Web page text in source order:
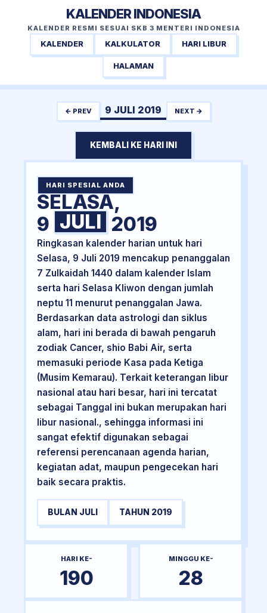
KALENDER INDONESIA
KALENDER RESMI SESUAI SKB 3 MENTERI INDONESIA
KALENDER KALKULATOR HARI LIBUR
HALAMAN
← PREV 9 JULI 2019 NEXT →
KEMBALI KE HARI INI
HARI SPESIAL ANDA
SELASA,
9 JULI 2019
Ringkasan kalender harian untuk hari
Selasa, 9 Juli 2019 mencakup penanggalan
7 Zulkaidah 1440 dalam kalender Islam
serta hari Selasa Kliwon dengan jumlah
neptu 11 menurut penanggalan Jawa.
Berdasarkan data astrologi dan siklus
alam, hari ini berada di bawah pengaruh
zodiak Cancer, shio Babi Air, serta
memasuki periode Kasa pada Ketiga
(Musim Kemarau). Terkait keterangan libur
nasional atau hari besar, hari ini tercatat
sebagai Tanggal ini bukan merupakan hari
libur nasional., sehingga informasi ini
sangat efektif digunakan sebagai
referensi perencanaan agenda harian,
kegiatan adat, maupun pengecekan hari
baik secara praktis.
BULAN JULI TAHUN 2019
HARI KE-
190
MINGGU KE-
28